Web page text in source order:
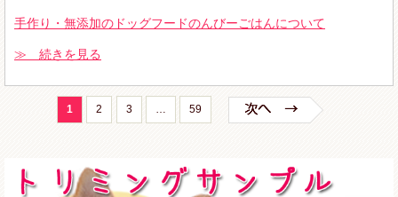
手作り・無添加のドッグフードのんびーごはんについて
≫ 続きを見る
1 2 3 … 59